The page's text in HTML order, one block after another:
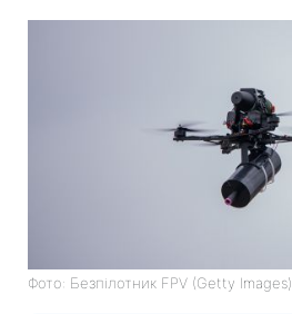
Фото: Безпілотник FPV (Getty Images)